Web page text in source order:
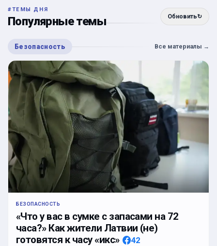
#ТЕМЫ ДНЯ
Популярные темы Обновить↻
Безопасность Все материалы →
БЕЗОПАСНОСТЬ
«Что у вас в сумке с запасами на 72
часа?» Как жители Латвии (не)
готовятся к часу «икс»
42